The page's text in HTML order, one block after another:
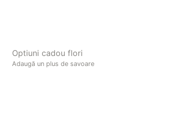
Optiuni cadou flori
Adaugă un plus de savoare